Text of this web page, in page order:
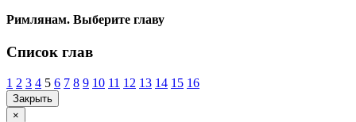
Римлянам. Выберите главу
Список глав
1 2 3 4 5 6 7 8 9 10 11 12 13 14 15 16
Закрыть
×